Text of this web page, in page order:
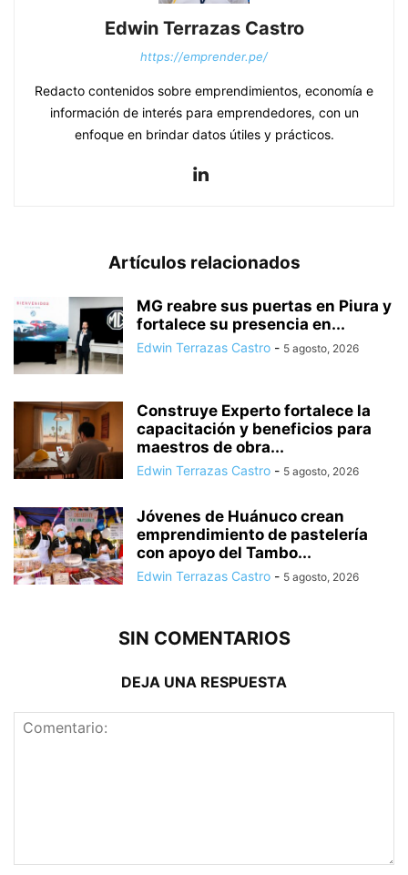
Edwin Terrazas Castro
https://emprender.pe/
Redacto contenidos sobre emprendimientos, economía e
información de interés para emprendedores, con un
enfoque en brindar datos útiles y prácticos.
Artículos relacionados
MG reabre sus puertas en Piura y
fortalece su presencia en...
Edwin Terrazas Castro - 5 agosto, 2026
Construye Experto fortalece la
capacitación y beneficios para
maestros de obra...
Edwin Terrazas Castro - 5 agosto, 2026
Jóvenes de Huánuco crean
emprendimiento de pastelería
con apoyo del Tambo...
Edwin Terrazas Castro - 5 agosto, 2026
SIN COMENTARIOS
DEJA UNA RESPUESTA